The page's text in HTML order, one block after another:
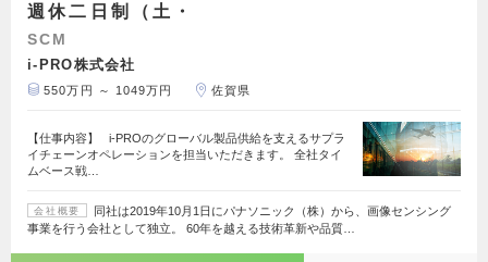
週休二日制（土・
SCM
i-PRO株式会社
550万円 ～ 1049万円 佐賀県
【仕事内容】 i-PROのグローバル製品供給を支えるサプラ
イチェーンオペレーションを担当いただきます。 全社タイ
ムベース戦…
会社概要
同社は2019年10月1日にパナソニック（株）から、画像センシング
事業を行う会社として独立。 60年を越える技術革新や品質…